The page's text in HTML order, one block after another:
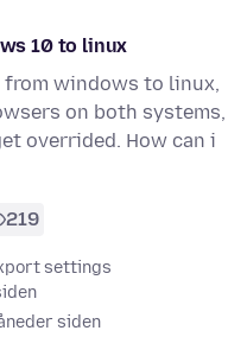
10 to linux
windows to linux,
on both systems,
overrided. How can i
219
settings
siden